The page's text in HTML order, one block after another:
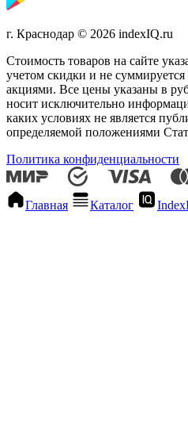
г. Краснодар © 2026 indexIQ.ru
Стоимость товаров на сайте
учетом скидки и не
акциями. Все цены указаны в
носит исключительно
каких условиях не является
определяемой положениями
Политика конфиденциальности
Главная Каталог